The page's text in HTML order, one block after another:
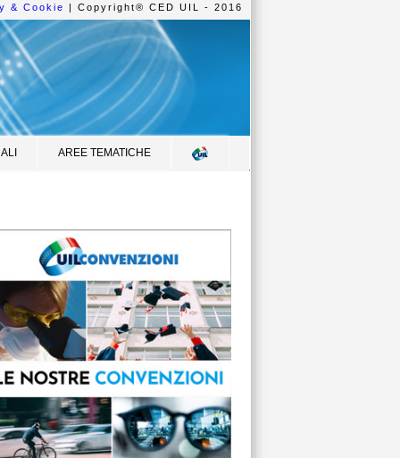
& Cookie | Copyright® CED UIL - 2016
AREE TEMATICHE